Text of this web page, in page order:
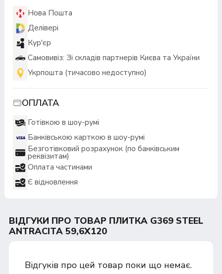
Нова Пошта
Делівері
Кур'єр
Самовивіз: Зі складів партнерів Києва та України
Укрпошта (тичасово недоступно)
ОПЛАТА
Готівкою в шоу-румі
Банківською карткою в шоу-румі
Безготівковий розрахунок (по банківським
реквізитам)
Оплата частинами
Є відновлення
ВІДГУКИ ПРО ТОВАР ПЛИТКА G369 STEEL
ANTRACITA 59,6X120
Відгуків про цей товар поки що немає.